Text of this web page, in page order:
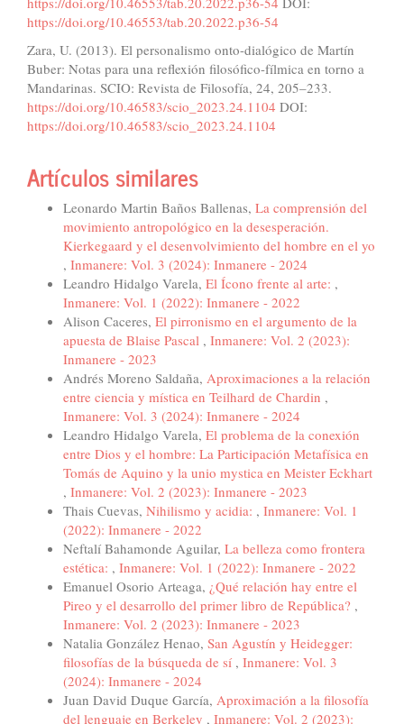
https://doi.org/10.46553/tab.20.2022.p36-54
Zara, U. (2013). El personalismo onto-dialógico de Martín
Buber: Notas para una reflexión filosófico-fílmica en torno a
Mandarinas. SCIO: Revista de Filosofía, 24, 205–233.
https://doi.org/10.46583/scio_2023.24.1104 DOI:
https://doi.org/10.46583/scio_2023.24.1104
Artículos similares
Leonardo Martin Baños Ballenas, La comprensión del
movimiento antropológico en la desesperación.
Kierkegaard y el desenvolvimiento del hombre en el yo
, Inmanere: Vol. 3 (2024): Inmanere - 2024
Leandro Hidalgo Varela, El Ícono frente al arte: ,
Inmanere: Vol. 1 (2022): Inmanere - 2022
Alison Caceres, El pirronismo en el argumento de la
apuesta de Blaise Pascal , Inmanere: Vol. 2 (2023):
Inmanere - 2023
Andrés Moreno Saldaña, Aproximaciones a la relación
entre ciencia y mística en Teilhard de Chardin ,
Inmanere: Vol. 3 (2024): Inmanere - 2024
Leandro Hidalgo Varela, El problema de la conexión
entre Dios y el hombre: La Participación Metafísica en
Tomás de Aquino y la unio mystica en Meister Eckhart
, Inmanere: Vol. 2 (2023): Inmanere - 2023
Thais Cuevas, Nihilismo y acidia: , Inmanere: Vol. 1
(2022): Inmanere - 2022
Neftalí Bahamonde Aguilar, La belleza como frontera
estética: , Inmanere: Vol. 1 (2022): Inmanere - 2022
Emanuel Osorio Arteaga, ¿Qué relación hay entre el
Pireo y el desarrollo del primer libro de República? ,
Inmanere: Vol. 2 (2023): Inmanere - 2023
Natalia González Henao, San Agustín y Heidegger:
filosofías de la búsqueda de sí , Inmanere: Vol. 3
(2024): Inmanere - 2024
Juan David Duque García, Aproximación a la filosofía
del lenguaje en Berkeley , Inmanere: Vol. 2 (2023):